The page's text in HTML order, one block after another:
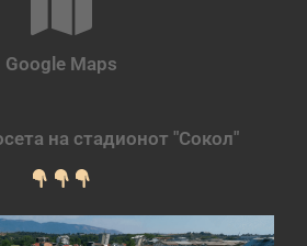
Google Maps
на стадионот "Сокол"